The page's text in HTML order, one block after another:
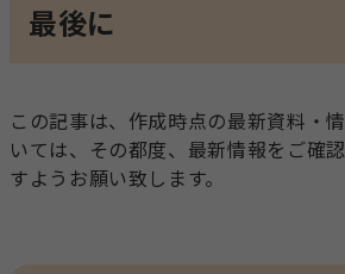
最後に
この記事は、作成時点の最新資料・
いては、その都度、最新情報をご確
すようお願い致します。